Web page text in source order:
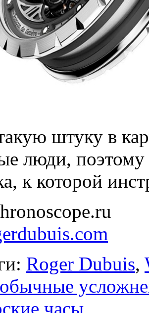
штуку в
люди,
к которой
Roger Dubuis,
часы